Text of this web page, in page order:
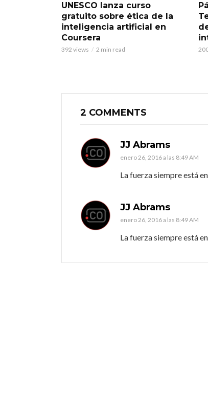
UNESCO lanza curso
gratuito sobre ética de la
inteligencia artificial en
Coursera
392 views 2 min read
2 COMMENTS
JJ Abrams
enero 26, 2016 a las 8:49 AM
La fuerza siempre está
JJ Abrams
enero 26, 2016 a las 8:49 AM
La fuerza siempre está